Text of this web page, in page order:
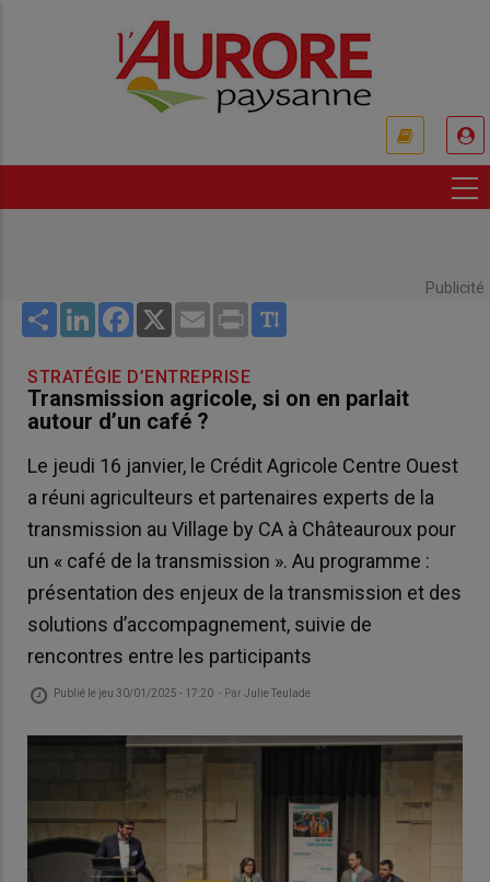
Publicité
Share LinkedInFacebook
X Email Print
STRATÉGIE D’ENTREPRISE
Transmission agricole, si on en parlait
autour d’un café ?
Le jeudi 16 janvier, le Crédit Agricole Centre Ouest
a réuni agriculteurs et partenaires experts de la
transmission au Village by CA à Châteauroux pour
un « café de la transmission ». Au programme :
présentation des enjeux de la transmission et des
solutions d’accompagnement, suivie de
rencontres entre les participants
Publié le jeu 30/01/2025 - 17:20 - Par Julie Teulade